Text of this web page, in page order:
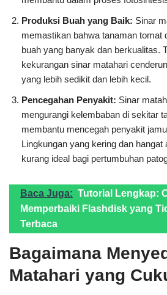
Produksi Buah yang Baik: Sinar
memastikan bahwa tanaman tomat
buah yang banyak dan berkualitas.
kekurangan sinar matahari
yang lebih sedikit dan lebih kecil.
Pencegahan Penyakit: Sinar
mengurangi kelembaban di sekitar
membantu mencegah penyakit
Lingkungan yang kering dan hangat
kurang ideal bagi pertumbuhan
Baca Juga: Tutorial Lengkap:
Memperbaiki Flashdisk yang
Terbaca
Bagaimana
Matahari yang